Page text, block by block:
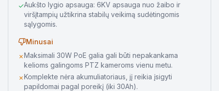
✓Aukšto lygio apsauga: 6KV apsauga nuo žaibo ir
viršįtampių užtikrina stabilų veikimą sudėtingomis
sąlygomis.
Minusai
✗Maksimali 30W PoE galia gali būti nepakankama
kelioms galingoms PTZ kameroms vienu metu.
✗Komplekte nėra akumuliatoriaus, jį reikia įsigyti
papildomai pagal poreikį (iki 30Ah).